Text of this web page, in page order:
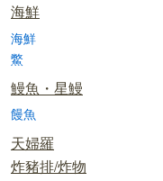
海鮮
海鮮
鱉
鰻魚・星鰻
饅魚
天婦羅
炸豬排/炸物